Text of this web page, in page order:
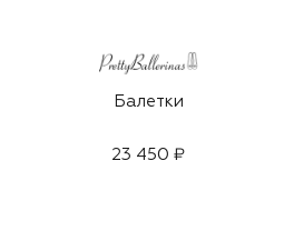
Балетки
23 450 ₽